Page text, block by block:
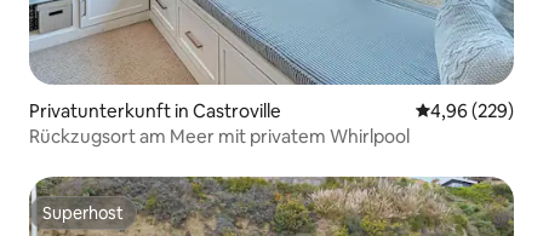
Privatunterkunft in Castroville
4,96 (229)
Rückzugsort am Meer mit privatem Whirlpool
Superhost
Superhost